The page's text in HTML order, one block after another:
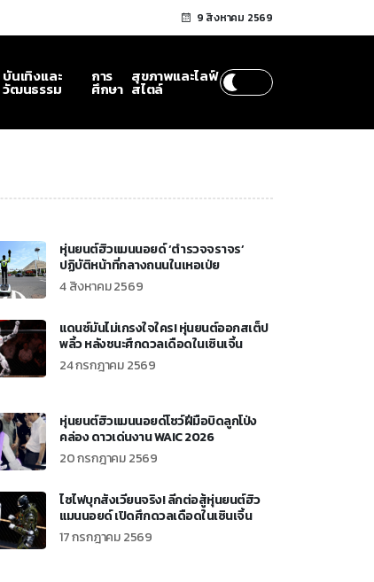
9 สิงหาคม 2569
บันเทิงและ
วัฒนธรรม
การ
ศึกษา
สุขภาพและไลฟ์
สไตล์
หุ่นยนต์ฮิวแมนนอยด์ ‘ตำรวจจราจร’
ปฏิบัติหน้าที่กลางถนนในเหอเป่ย
4 สิงหาคม 2569
แดนซ์มันไม่เกรงใจใคร! หุ่นยนต์ออกสเต็ป
พลิ้ว หลังชนะศึกดวลเดือดในเซินเจิ้น
24 กรกฎาคม 2569
หุ่นยนต์ฮิวแมนนอยด์โชว์ฝีมือบิดลูกโป่ง
คล่อง ดาวเด่นงาน WAIC 2026
20 กรกฎาคม 2569
ไซไฟบุกสังเวียนจริง! ลีกต่อสู้หุ่นยนต์ฮิว
แมนนอยด์ เปิดศึกดวลเดือดในเซินเจิ้น
17 กรกฎาคม 2569